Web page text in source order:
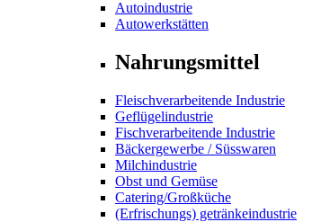
Autoindustrie
Autowerkstätten
Nahrungsmittel
Fleischverarbeitende Industrie
Geflügelindustrie
Fischverarbeitende Industrie
Bäckergewerbe / Süsswaren
Milchindustrie
Obst und Gemüse
Catering/Großküche
(Erfrischungs) getränkeindustrie